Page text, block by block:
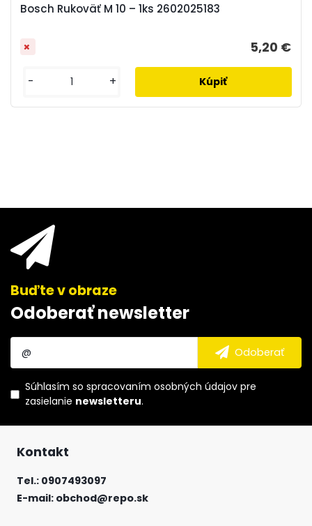
Bosch Rukoväť M 10 – 1ks 2602025183
5,20 €
- +
Odoberať newsletter
Súhlasím sospracovaním osobných údajov pre
zasielanie newsletteru.
Kontakt
Tel.: 0907493097
E-mail: obchod@repo.sk